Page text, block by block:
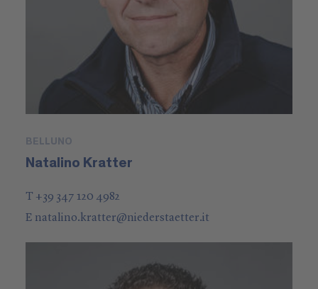
BELLUNO
Natalino Kratter
T +39 347 120 4982
E natalino.kratter@niederstaetter.it